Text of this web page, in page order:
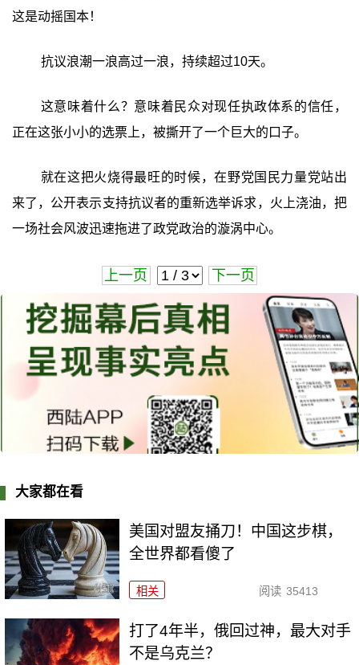
这是动摇国本！
抗议浪潮一浪高过一浪，持续超过10天。
这意味着什么？意味着民众对现任执政体系的信任，
正在这张小小的选票上，被撕开了一个巨大的口子。
就在这把火烧得最旺的时候，在野党国民力量党站出
来了，公开表示支持抗议者的重新选举诉求，火上浇油，把
一场社会风波迅速拖进了政党政治的漩涡中心。
上一页 下一页
大家都在看
美国对盟友捅刀！中国这步棋，
全世界都看傻了
相关 阅读 35413
打了4年半，俄回过神，最大对手
不是乌克兰？